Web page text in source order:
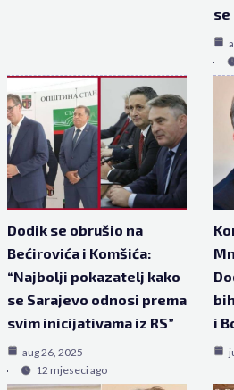
se
Dodik se obrušio na
Bećirovića i Komšića:
“Najbolji pokazatelj kako
se Sarajevo odnosi prema
svim inicijativama iz RS”
aug 26, 2025
12 mjeseci ago
i